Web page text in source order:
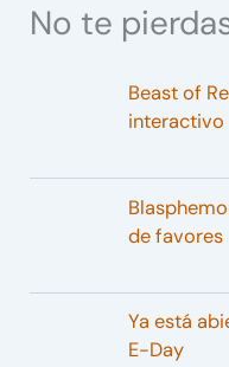
No te
Beast of
interactivo
de favores
Ya está
E-Day